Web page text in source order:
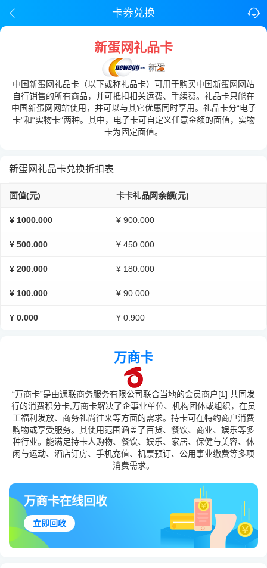
卡券兑换
新蛋网礼品卡
中国新蛋网礼品卡（以下或称礼品卡）可用于购买中国新蛋网网站
自行销售的所有商品，并可抵扣相关运费、手续费。礼品卡只能在
中国新蛋网网站使用，并可以与其它优惠同时享用。礼品卡分“电子
卡”和“实物卡”两种。其中，电子卡可自定义任意金额的面值，实物
卡为固定面值。
新蛋网礼品卡兑换折扣表
面值(元) 卡卡礼品网余额(元)
¥ 1000.000 ¥ 900.000
¥ 500.000 ¥ 450.000
¥ 200.000 ¥ 180.000
¥ 100.000 ¥ 90.000
¥ 0.000 ¥ 0.900
万商卡
“万商卡”是由通联商务服务有限公司联合当地的会员商户[1] 共同发
行的消费积分卡,万商卡解决了企事业单位、机构团体或组织，在员
工福利发放、商务礼尚往来等方面的需求。持卡可在特约商户消费
购物或享受服务。其使用范围涵盖了百货、餐饮、商业、娱乐等多
种行业。能满足持卡人购物、餐饮、娱乐、家居、保健与美容、休
闲与运动、酒店订房、手机充值、机票预订、公用事业缴费等多项
消费需求。
万商卡在线回收
立即回收